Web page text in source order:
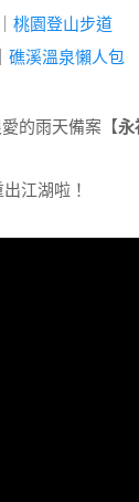
桃園登山步道
礁溪溫泉懶人包
的雨天備案【永
江湖啦！